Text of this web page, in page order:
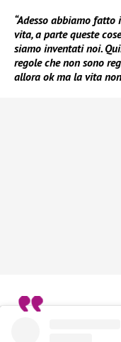
“Adesso abbiamo
vita, a parte queste
siamo inventati noi.
regole che non sono
allora ok ma la vita non